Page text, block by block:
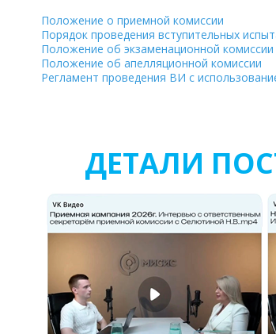
Положение о приемной комиссии
Порядок проведения вступительных
Положение об экзаменационной комиссии
Положение об апелляционной комиссии
Регламент проведения ВИ с
ДЕТАЛИ